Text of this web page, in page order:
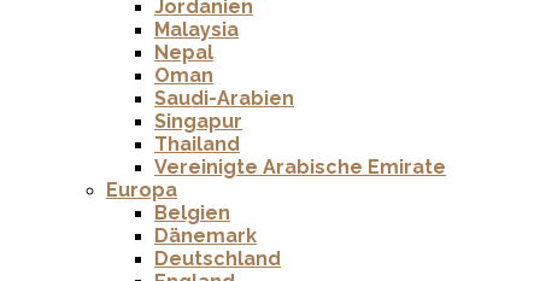
Jordanien
Malaysia
Nepal
Oman
Saudi-Arabien
Singapur
Thailand
Vereinigte Arabische Emirate
Europa
Belgien
Dänemark
Deutschland